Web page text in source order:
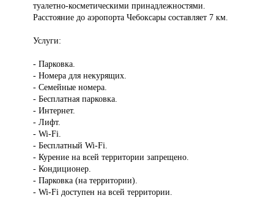
туалетно-косметическими принадлежностями.
Расстояние до аэропорта Чебоксары составляет 7 км.
Услуги:
- Парковка.
- Номера для некурящих.
- Семейные номера.
- Бесплатная парковка.
- Интернет.
- Лифт.
- Wi-Fi.
- Бесплатный Wi-Fi.
- Курение на всей территории запрещено.
- Кондиционер.
- Парковка (на территории).
- Wi-Fi доступен на всей территории.